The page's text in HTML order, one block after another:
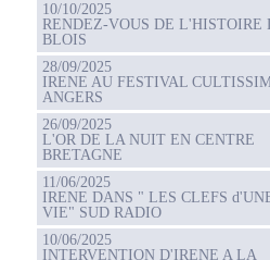
10/10/2025
RENDEZ-VOUS DE L'HISTOIRE
BLOIS
28/09/2025
IRENE AU FESTIVAL
ANGERS
26/09/2025
L'OR DE LA NUIT EN CENTRE
BRETAGNE
11/06/2025
IRENE DANS " LES CLEFS
VIE" SUD RADIO
10/06/2025
INTERVENTION D'IRENE A LA